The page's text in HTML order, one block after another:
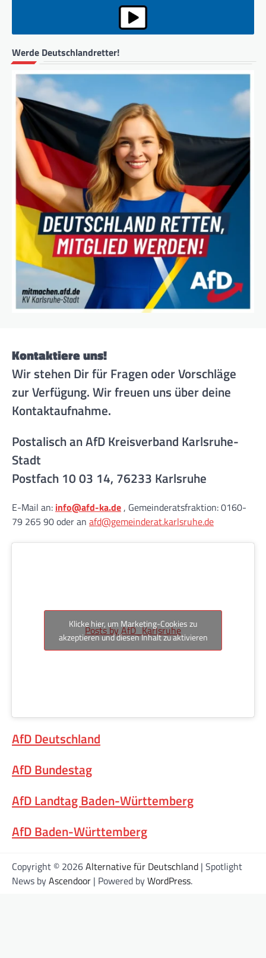
Werde Deutschlandretter!
Kontaktiere uns!
Wir stehen Dir für Fragen oder Vorschläge
zur Verfügung. Wir freuen uns über deine
Kontaktaufnahme.
Postalisch an AfD Kreisverband Karlsruhe-
Stadt
Postfach 10 03 14, 76233 Karlsruhe
E-Mail an: info@afd-ka.de, Gemeinderatsfraktion: 0160-
79 265 90 oder an afd@gemeinderat.karlsruhe.de
Posts by AfD_Karlsruhe
Klicke hier, um Marketing-Cookies zu
akzeptieren und diesen Inhalt zu aktivieren
AfD Deutschland
AfD Bundestag
AfD Landtag Baden-Württemberg
AfD Baden-Württemberg
Copyright © 2026Alternative für Deutschland | Spotlight
News byAscendoor | Powered byWordPress.